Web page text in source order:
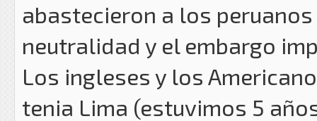
abastecieron a los
neutralidad y el embargo
Los ingleses y los
tenia Lima (estuvimos 5